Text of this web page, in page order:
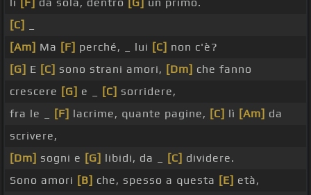
[C]
[Am] Ma [F] perché, _ lui [C] non c'è?
[G] E [C] sono strani amori, [Dm] che fanno
crescere [G] e _ [C] sorridere,
fra le _
[F] lacrime, quante pagine, [C] lì [Am] da
scrivere,
[Dm] sogni e [G] libidi, da _ [C] dividere.
Sono amori [B] che, spesso a questa [E] età,